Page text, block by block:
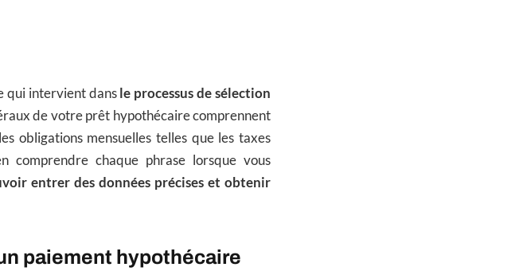
qui intervient dans le processus de sélection
de votre prêt hypothécaire comprennent
obligations mensuelles telles que les taxes
comprendre chaque phrase lorsque vous
entrer des données précises et obtenir
paiement hypothécaire